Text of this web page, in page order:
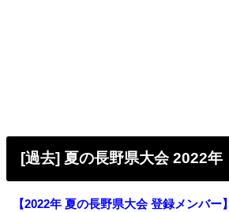
[過去] 夏の長野県大会 2022年
【2022年 夏の長野県大会 登録メンバー】